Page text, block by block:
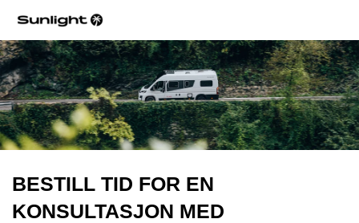
BESTILL TID FOR EN
KONSULTASJON MED